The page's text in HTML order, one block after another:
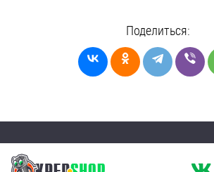
Поделиться: